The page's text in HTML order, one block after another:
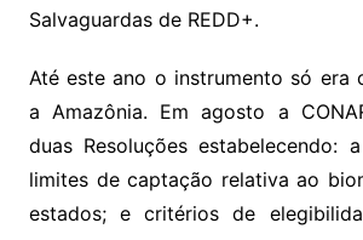
Salvaguardas de REDD+.
Até este ano o instrumento só era
a Amazônia. Em agosto a
duas Resoluções estabelecendo:
limites de captação relativa ao
estados; e critérios de